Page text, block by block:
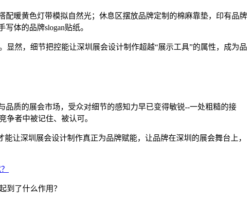
暖黄色灯带模拟自然光；休息区摆放品牌定制的棉麻靠垫，印有品牌
体的品牌slogan贴纸。
然，细节把控能让深圳展会设计制作超越“展示工具”的属性，成为品
质的展会市场，受众对细节的感知力早已变得敏锐--一处粗糙的接
争者中被记住、被认可。
让深圳展会设计制作真正为品牌赋能，让品牌在深圳的展会舞台上，
到了什么作用？